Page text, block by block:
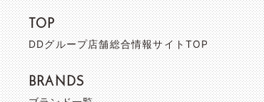
TOP
DDグループ店舗総合情報サイトTOP
BRANDS